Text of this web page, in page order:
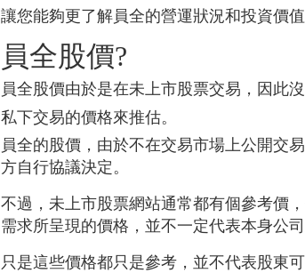
讓您能夠更了解員全的營運狀況和投資價
員全股價?
員全股價由於是在未上市股票交易，因此
私下交易的價格來推估。
員全的股價，由於不在交易市場上公開交
方自行協議決定。
不過，未上市股票網站通常都有個參考價
需求所呈現的價格，並不一定代表本身公司
只是這些價格都只是參考，並不代表股東